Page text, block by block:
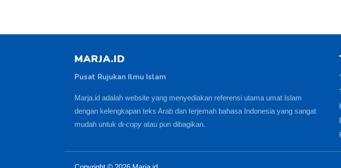
MARJA.ID
Pusat Rujukan Ilmu Islam
Marja.id adalah website yang menyediakan referensi utama umat Islam
dengan kelengkapan teks Arab dan terjemah bahasa Indonesia yang sangat
mudah untuk di-copy atau pun dibagikan.